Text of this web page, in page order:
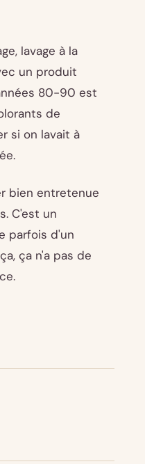
lavage à la
un produit
80-90 est
de
si on lavait à
bien entretenue
C'est un
parfois d'un
ça n'a pas de